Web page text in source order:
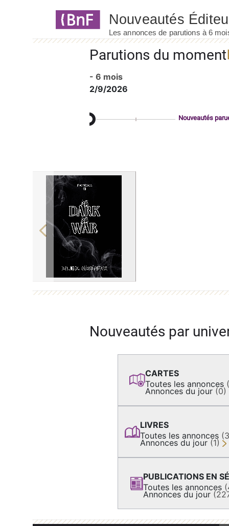
Parutions du moment
- 6 mois
2/9/2026
Nouveautés
Previous
Nouveautés par
CARTES
Toutes les annonces
Annonces du jour (0)
LIVRES
Toutes les annonces
Annonces du jour (1)
PUBLICATIONS EN
Toutes les annonces
Annonces du jour